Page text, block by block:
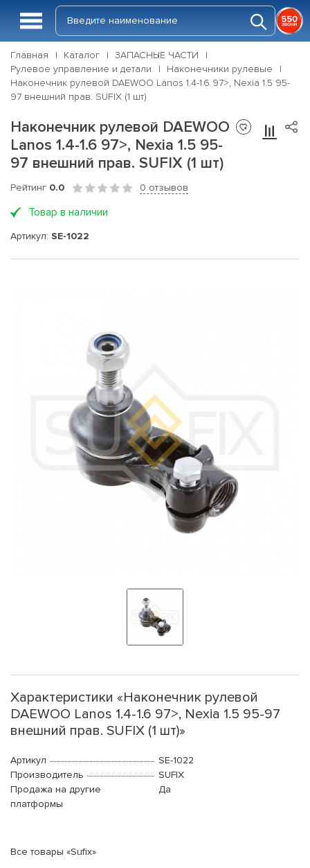
Главная Каталог
ЗАПАСНЫЕ ЧАСТИ
Рулевое управление и детали
Наконечники рулевые
Наконечник рулевой DAEWOO Lanos 1.4-1.6 97>, Nexia 1.5 95-
97 внешний прав. SUFIX (1 шт)
Наконечник рулевой DAEWOO
Lanos 1.4-1.6 97>, Nexia 1.5 95-
97 внешний прав. SUFIX (1 шт)
Рейтинг 0.0 0 отзывов
Товар в наличии
Артикул: SE-1022
Характеристики «Наконечник рулевой
DAEWOO Lanos 1.4-1.6 97>, Nexia 1.5 95-97
внешний прав. SUFIX (1 шт)»
Артикул
SE-1022
Производитель
SUFIX
Продажа на другие
платформы
Да
Все товары «Sufix»